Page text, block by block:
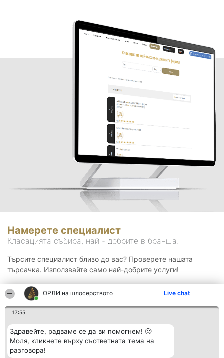
ОРЛИ на шлосерството Live chat
17:55
Здравейте, радваме се да ви помогнем! 🙂
Моля, кликнете върху съответната тема на
разговора!
Намерете специалист
Класацията събира, най - добрите в бранша.
Търсите специалист близо до вас? Проверете нашата
търсачка. Използвайте само най-добрите услуги!